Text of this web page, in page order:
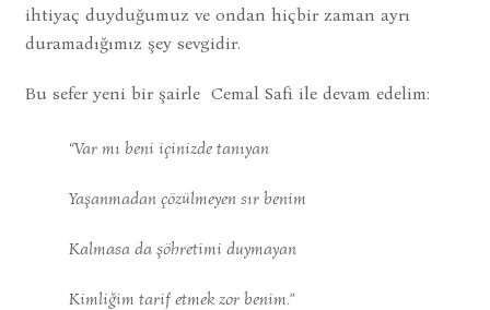
ihtiyaç duyduğumuz ve ondan hiçbir zaman ayrı
duramadığımız şey sevgidir.
Bu sefer yeni bir şairle Cemal Safi ile devam edelim:
“Var mı beni içinizde tanıyan
Yaşanmadan çözülmeyen sır benim
Kalmasa da şöhretimi duymayan
Kimliğim tarif etmek zor benim.”